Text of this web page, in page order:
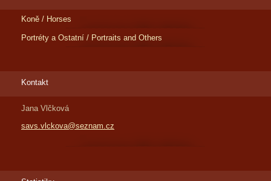
Koně / Horses
Portréty a Ostatní / Portraits and Others
Kontakt
Jana Vlčková
savs.vlckova@seznam.cz